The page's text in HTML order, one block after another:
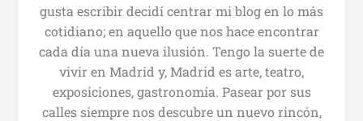
gusta escribir decidí centrar mi blog en lo más
cotidiano; en aquello que nos hace encontrar
cada día una nueva ilusión. Tengo la suerte de
vivir en Madrid y, Madrid es arte, teatro,
exposiciones, gastronomía. Pasear por sus
calles siempre nos descubre un nuevo rincón,